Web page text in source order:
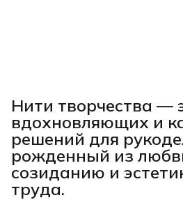
Нити творчества —
вдохновляющих и
решений для
рожденный из
созиданию и
труда.